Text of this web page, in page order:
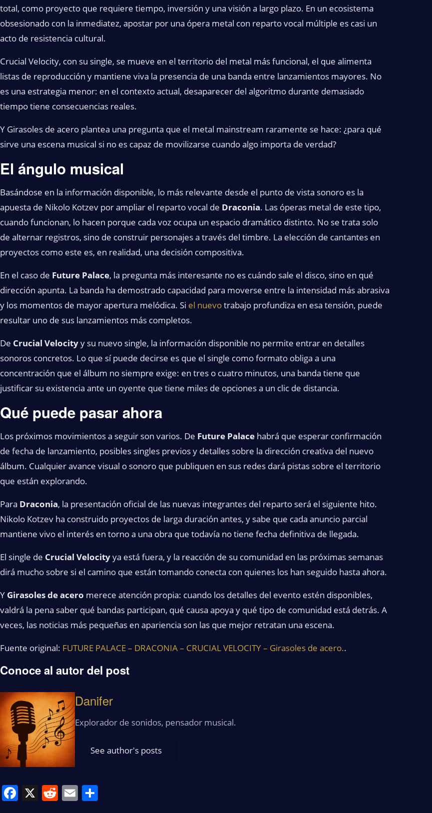
total, como proyecto que requiere tiempo, inversión y una visión a largo plazo. En un ecosistema
obsesionado con la inmediatez, apostar por una ópera metal con reparto vocal múltiple es casi un
acto de resistencia cultural.
Crucial Velocity, con su single, se mueve en el territorio del metal más funcional, el que alimenta
listas de reproducción y mantiene viva la presencia de una banda entre lanzamientos mayores. No
es una estrategia menor: en el contexto actual, desaparecer del algoritmo durante demasiado
tiempo tiene consecuencias reales.
Y Girasoles de acero plantea una pregunta que el metal mainstream raramente se hace: ¿para qué
sirve una escena musical si no es capaz de movilizarse cuando algo importa de verdad?
El ángulo musical
Basándose en la información disponible, lo más relevante desde el punto de vista sonoro es la
apuesta de Nikolo Kotzev por ampliar el reparto vocal de Draconia. Las óperas metal de este tipo,
cuando funcionan, lo hacen porque cada voz ocupa un espacio dramático distinto. No se trata solo
de alternar registros, sino de construir personajes a través del timbre. La elección de cantantes en
proyectos como este es, en realidad, una decisión compositiva.
En el caso de Future Palace, la pregunta más interesante no es cuándo sale el disco, sino en qué
dirección apunta. La banda ha demostrado capacidad para moverse entre la intensidad más abrasiva
y los momentos de mayor apertura melódica. Si el nuevotrabajo profundiza en esa tensión, puede
resultar uno de sus lanzamientos más completos.
De Crucial Velocityy su nuevo single, la información disponible no permite entrar en detalles
sonoros concretos. Lo que sí puede decirse es que el single como formato obliga a una
concentración que el álbum no siempre exige: en tres o cuatro minutos, una banda tiene que
justificar su existencia ante un oyente que tiene miles de opciones a un clic de distancia.
Qué puede pasar ahora
Los próximos movimientos a seguir son varios. De Future Palace habrá que esperar confirmación
de fecha de lanzamiento, posibles singles previos y detalles sobre la dirección creativa del nuevo
álbum. Cualquier avance visual o sonoro que publiquen en sus redes dará pistas sobre el territorio
que están explorando.
Para Draconia, la presentación oficial de las nuevas integrantes del reparto será el siguiente hito.
Nikolo Kotzev ha construido proyectos de larga duración antes, y sabe que cada anuncio parcial
mantiene vivo el interés en torno a una obra que todavía no tiene fecha definitiva de llegada.
El single de Crucial Velocityya está fuera, y la reacción de su comunidad en las próximas semanas
dirá mucho sobre si el camino que están tomando conecta con quienes los han seguido hasta ahora.
Y Girasoles de acero merece atención propia: cuando los detalles del evento estén disponibles,
valdrá la pena saber qué bandas participan, qué causa apoya y qué tipo de comunidad está detrás. A
veces, las noticias más pequeñas en apariencia son las que mejor retratan una escena.
Fuente original: FUTURE PALACE – DRACONIA – CRUCIAL VELOCITY – Girasoles de acero..
Conoce al autor del post
Danifer
Explorador de sonidos, pensador musical.
See author's posts
Facebook
X Reddit
Email